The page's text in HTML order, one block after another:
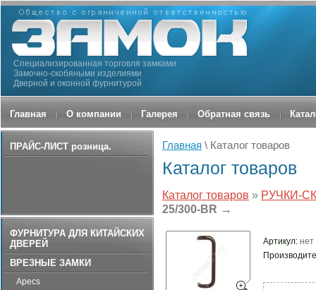
Главная О компании Галерея Обратная связь
Специализированная торговля замками
Замочно-скобяными изделиями
Дверной и оконной фурнитурой
ПРАЙС-ЛИСТ розница.
ФУРНИТУРА ДЛЯ КИТАЙСКИХ
ДВЕРЕЙ
ВРЕЗНЫЕ ЗАМКИ
Apecs
Главная \ Каталог товаров
Каталог товаров
Каталог товаров » РУЧКИ-
25/300-BR →
Артикул: нет